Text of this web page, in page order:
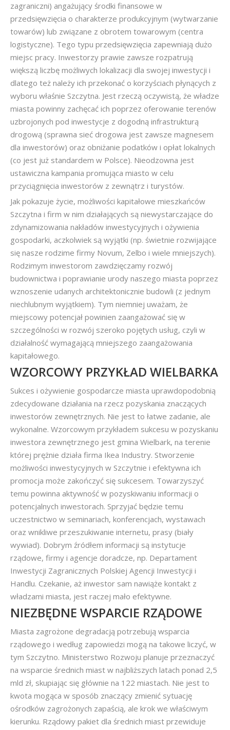
zagraniczni) angażujący środki finansowe w
przedsięwzięcia o charakterze produkcyjnym (wytwarzanie
towarów) lub związane z obrotem towarowym (centra
logistyczne). Tego typu przedsięwzięcia zapewniają dużo
miejsc pracy. Inwestorzy prawie zawsze rozpatrują
większą liczbę możliwych lokalizacji dla swojej inwestycji i
dlatego też należy ich przekonać o korzyściach płynących z
wyboru właśnie Szczytna. Jest rzeczą oczywistą, że władze
miasta powinny zachęcać ich poprzez oferowanie terenów
uzbrojonych pod inwestycje z dogodną infrastrukturą
drogową (sprawna sieć drogowa jest zawsze magnesem
dla inwestorów) oraz obniżanie podatków i opłat lokalnych
(co jest już standardem w Polsce). Nieodzowna jest
ustawiczna kampania promująca miasto w celu
przyciągnięcia inwestorów z zewnątrz i turystów.
Jak pokazuje życie, możliwości kapitałowe mieszkańców
Szczytna i firm w nim działających są niewystarczające do
zdynamizowania nakładów inwestycyjnych i ożywienia
gospodarki, aczkolwiek są wyjątki (np. świetnie rozwijające
się nasze rodzime firmy Novum, Zelbo i wiele mniejszych).
Rodzimym inwestorom zawdzięczamy rozwój
budownictwa i poprawianie urody naszego miasta poprzez
wznoszenie udanych architektonicznie budowli (z jednym
niechlubnym wyjątkiem). Tym niemniej uważam, że
miejscowy potencjał powinien zaangażować się w
szczególności w rozwój szeroko pojętych usług, czyli w
działalność wymagającą mniejszego zaangażowania
kapitałowego.
WZORCOWY PRZYKŁAD WIELBARKA
Sukces i ożywienie gospodarcze miasta uprawdopodobnią
zdecydowane działania na rzecz pozyskania znaczących
inwestorów zewnętrznych. Nie jest to łatwe zadanie, ale
wykonalne. Wzorcowym przykładem sukcesu w pozyskaniu
inwestora zewnętrznego jest gmina Wielbark, na terenie
której prężnie działa firma Ikea Industry. Stworzenie
możliwości inwestycyjnych w Szczytnie i efektywna ich
promocja może zakończyć się sukcesem. Towarzyszyć
temu powinna aktywność w pozyskiwaniu informacji o
potencjalnych inwestorach. Sprzyjać będzie temu
uczestnictwo w seminariach, konferencjach, wystawach
oraz wnikliwe przeszukiwanie internetu, prasy (biały
wywiad). Dobrym źródłem informacji są instytucje
rządowe, firmy i agencje doradcze, np. Departament
Inwestycji Zagranicznych Polskiej Agencji Inwestycji i
Handlu. Czekanie, aż inwestor sam nawiąże kontakt z
władzami miasta, jest raczej mało efektywne.
NIEZBĘDNE WSPARCIE RZĄDOWE
Miasta zagrożone degradacją potrzebują wsparcia
rządowego i według zapowiedzi mogą na takowe liczyć, w
tym Szczytno. Ministerstwo Rozwoju planuje przeznaczyć
na wsparcie średnich miast w najbliższych latach ponad 2,5
mld zł, skupiając się głównie na 122 miastach. Nie jest to
kwota mogąca w sposób znaczący zmienić sytuację
ośrodków zagrożonych zapaścią, ale krok we właściwym
kierunku. Rządowy pakiet dla średnich miast przewiduje